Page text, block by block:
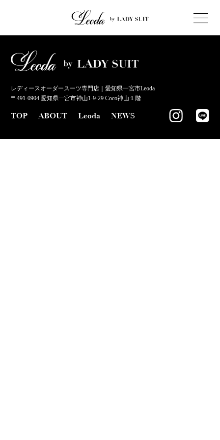
レディースオーダースーツ専門店｜愛知県一宮市Leoda
〒491-0904 愛知県一宮市神山1-9-29 Coco神山１階
TOP ABOUT Leoda NEWS